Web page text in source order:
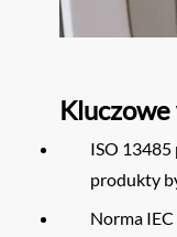
ISO 13485
produkty
Norma